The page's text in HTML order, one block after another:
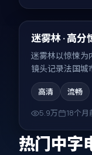
最新
迷雾林 · 高分
迷雾林以惊悚为
镜头记录法国城
作。
高清
流畅
5.9万
18个月
热门中字